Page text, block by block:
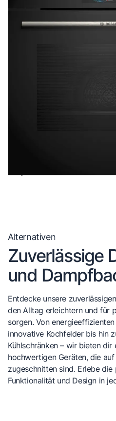
Alternativen
Zuverlässige
und
Entdecke unsere
den Alltag erleichtern und für
sorgen. Von
innovative Kochfelder bis hin
Kühlschränken – wir bieten
hochwertigen Geräten, die
zugeschnitten sind. Erlebe
Funktionalität und Design in